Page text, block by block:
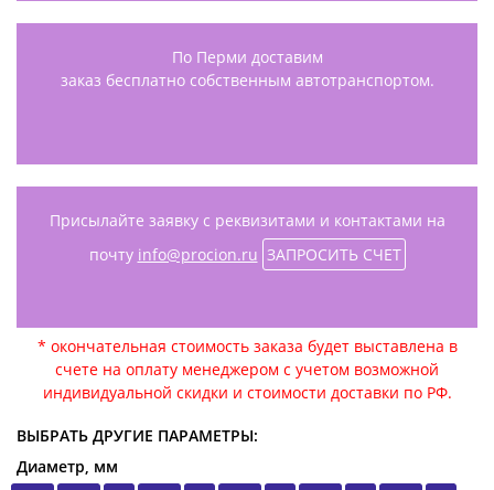
По Перми доставим
заказ бесплатно собственным автотранспортом.
Присылайте заявку с реквизитами и контактами на
почту info@procion.ru ЗАПРОСИТЬ СЧЕТ
* окончательная стоимость заказа будет выставлена в
счете на оплату менеджером с учетом возможной
индивидуальной скидки и стоимости доставки по РФ.
ВЫБРАТЬ ДРУГИЕ ПАРАМЕТРЫ:
Диаметр, мм